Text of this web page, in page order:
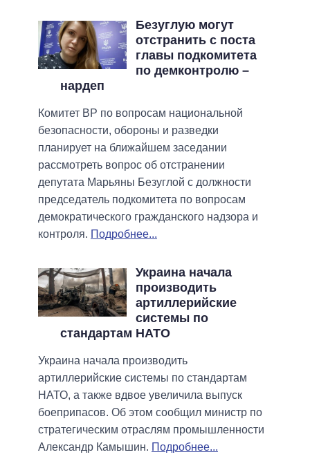
Безуглую могут
отстранить с поста
главы подкомитета
по демконтролю –
нардеп
Комитет ВР по вопросам национальной
безопасности, обороны и разведки
планирует на ближайшем заседании
рассмотреть вопрос об отстранении
депутата Марьяны Безуглой с должности
председатель подкомитета по вопросам
демократического гражданского надзора и
контроля. Подробнее...
Украина начала
производить
артиллерийские
системы по
стандартам НАТО
Украина начала производить
артиллерийские системы по стандартам
НАТО, а также вдвое увеличила выпуск
боеприпасов. Об этом сообщил министр по
стратегическим отраслям промышленности
Александр Камышин. Подробнее...